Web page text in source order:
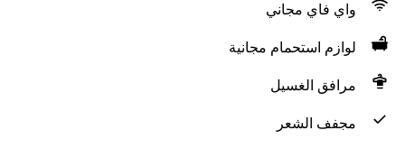
واي فاي مجاني
لوازم استحمام مجانية
مرافق الغسيل
مجفف الشعر